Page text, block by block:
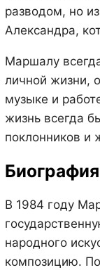
разводом, но
Александра,
Маршалу
личной жизни,
музыке и
жизнь всегда
поклонников и
В 1984 году
народного
композицию.